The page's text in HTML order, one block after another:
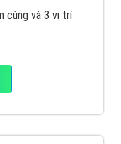
cùng và 3 vị trí